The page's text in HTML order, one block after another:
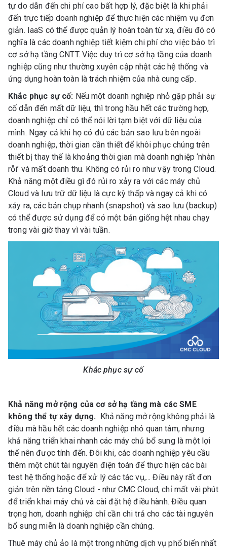
tự do dẫn đến chi phí cao bất hợp lý, đặc biệt là khi phải
đến trực tiếp doanh nghiệp để thực hiện các nhiệm vụ đơn
giản. IaaS có thể được quản lý hoàn toàn từ xa, điều đó có
nghĩa là các doanh nghiệp tiết kiệm chi phí cho việc bảo trì
cơ sở hạ tầng CNTT. Việc duy trì cơ sở hạ tầng của doanh
nghiệp cũng như thường xuyên cập nhật các hệ thống và
ứng dụng hoàn toàn là trách nhiệm của nhà cung cấp.
Khắc phục sự cố: Nếu một doanh nghiệp nhỏ gặp phải sự
cố dẫn đến mất dữ liệu, thì trong hầu hết các trường hợp,
doanh nghiệp chỉ có thể nói lời tạm biệt với dữ liệu của
mình. Ngay cả khi họ có đủ các bản sao lưu bên ngoài
doanh nghiệp, thời gian cần thiết để khôi phục chúng trên
thiết bị thay thế là khoảng thời gian mà doanh nghiệp ‘nhàn
rỗi’ và mất doanh thu. Không có rủi ro như vậy trong Cloud.
Khả năng một điều gì đó rủi ro xảy ra với các máy chủ
Cloud và lưu trữ dữ liệu là cực kỳ thấp và ngay cả khi có
xảy ra, các bản chụp nhanh (snapshot) và sao lưu (backup)
có thể được sử dụng để có một bản giống hệt nhau chạy
trong vài giờ thay vì vài tuần.
Khắc phục sự cố
Khả năng mở rộng của cơ sở hạ tầng mà các SME
không thể tự xây dựng. Khả năng mở rộng không phải là
điều mà hầu hết các doanh nghiệp nhỏ quan tâm, nhưng
khả năng triển khai nhanh các máy chủ bổ sung là một lợi
thế nên được tính đến. Đôi khi, các doanh nghiệp yêu cầu
thêm một chút tài nguyên điện toán để thực hiện các bài
test hệ thống hoặc để xử lý các tác vụ,... Điều này rất đơn
giản trên nền tảng Cloud - như CMC Cloud, chỉ mất vài phút
để triển khai máy chủ và cài đặt hệ điều hành. Điều quan
trọng hơn, doanh nghiệp chỉ cần chi trả cho các tài nguyên
bổ sung miễn là doanh nghiệp cần chúng.
Thuê máy chủ ảo là một trong những dịch vụ phổ biến nhất